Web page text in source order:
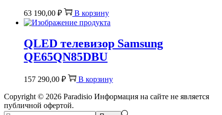
63 190,00 ₽ В корзину
QLED телевизор Samsung
QE65QN85DBU
157 290,00 ₽ В корзину
Copyright © 2026 Paradisio Информация на сайте не является
публичной офертой.